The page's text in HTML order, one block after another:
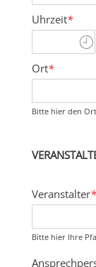
Uhrzeit*
Ort*
Bitte hier den
Veranstalter*
Bitte hier Ihre